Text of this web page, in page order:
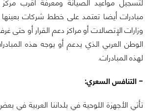
لتسجيل مواعيد الصيانة ومعرفة أقرب مركز
مبادرات أيضا تعتمد على خطط شركات
وزارات الإتصالات أو مراكز دعم القرار أو حتى
الوطن العربي الذي يدعم أو يوجه هذه
لهذه المبادرات.
- التنافس السعري:
تأتي الأجهزة اللوحية في بلداننا العربية في